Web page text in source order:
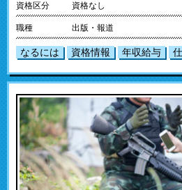
資格区分 資格なし
職種 出版・報道
なるには 資格情報 年収給与